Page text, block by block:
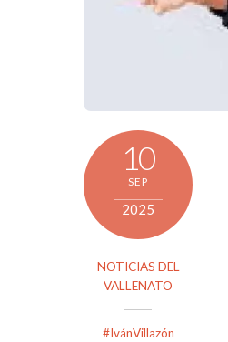
10
SEP
2025
NOTICIAS DEL
VALLENATO
#IvánVillazón